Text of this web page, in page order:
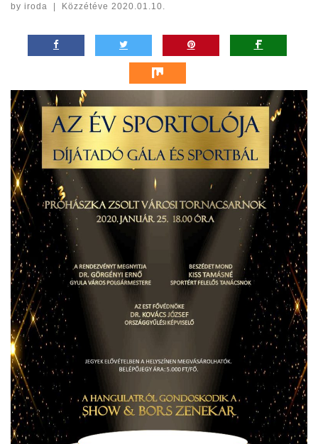
by iroda | Közzétéve 2020.01.10.